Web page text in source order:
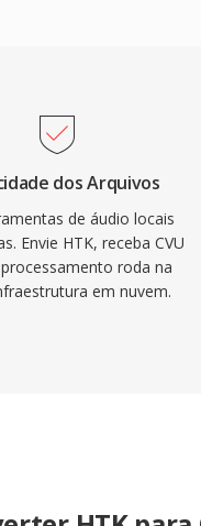
dos Arquivos
de áudio locais
Envie HTK, receba CVU
roda na
em nuvem.